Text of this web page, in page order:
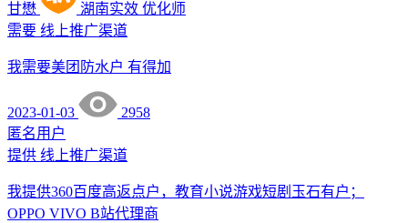
甘懋 湖南实效 优化师
需要 线上推广渠道
我需要美团防水户 有得加
2023-01-03
2958
匿名用户
提供 线上推广渠道
我提供360百度高返点户，教育小说游戏短剧玉石有户；
OPPO VIVO B站代理商